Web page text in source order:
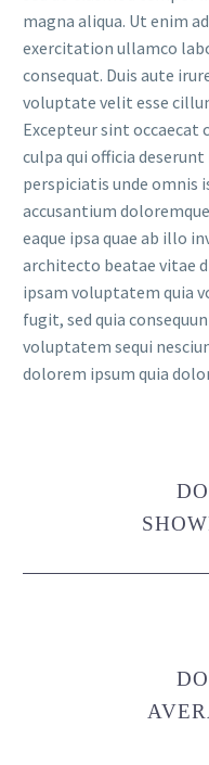
magna aliqua. Ut enim
exercitation ullamco
consequat. Duis aute
voluptate velit esse
Excepteur sint
culpa qui officia
perspiciatis unde
accusantium
eaque ipsa quae ab illo
architecto beatae vitae
ipsam voluptatem quia
fugit, sed quia
voluptatem sequi
dolorem ipsum quia